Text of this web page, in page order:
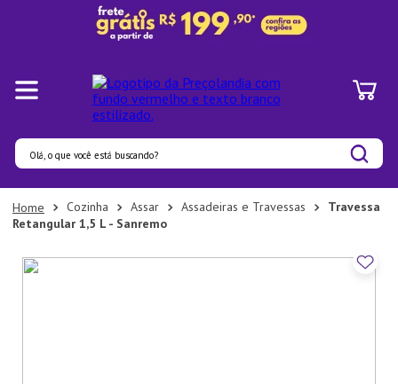
Olá, o que você está buscando?
Cozinha Assar Assadeiras e Travessas
Travessa
Retangular 1,5 L - Sanremo
Termos mais buscados
1º
Panelas
2º
Pratos